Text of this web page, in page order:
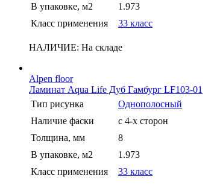
В упаковке, м2
1.973
Класс применения
33 класс
НАЛИЧИЕ: На складе
Alpen floor
Ламинат Aqua Life Дуб Гамбург LF103-01
Тип рисунка
Однополосный
Наличие фаски
с 4-х сторон
Толщина, мм
8
В упаковке, м2
1.973
Класс применения
33 класс